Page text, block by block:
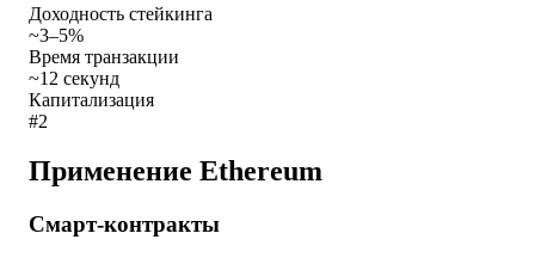
Доходность стейкинга
~3–5%
Время транзакции
~12 секунд
Капитализация
#2
Применение Ethereum
Смарт-контракты